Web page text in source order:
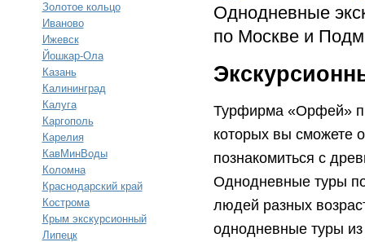
Золотое кольцо
Иваново
Ижевск
Йошкар-Ола
Казань
Калининград
Калуга
Каргополь
Карелия
КавМинВоды
Коломна
Краснодарский край
Кострома
Крым экскурсионный
Липецк
Однодневные
по Москве и
Турфирма «Орфей»
которых вы сможете
познакомиться с
Однодневные туры
людей разных
однодневные туры из